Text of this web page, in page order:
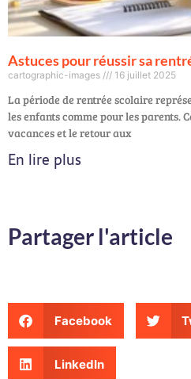
Astuces pour réussir sa
cartographic-images 16 juillet 2025
La période de rentrée scolaire
les enfants comme pour les parents.
vacances et le retour aux
En lire plus
Partager l'article
Facebook
LinkedIn